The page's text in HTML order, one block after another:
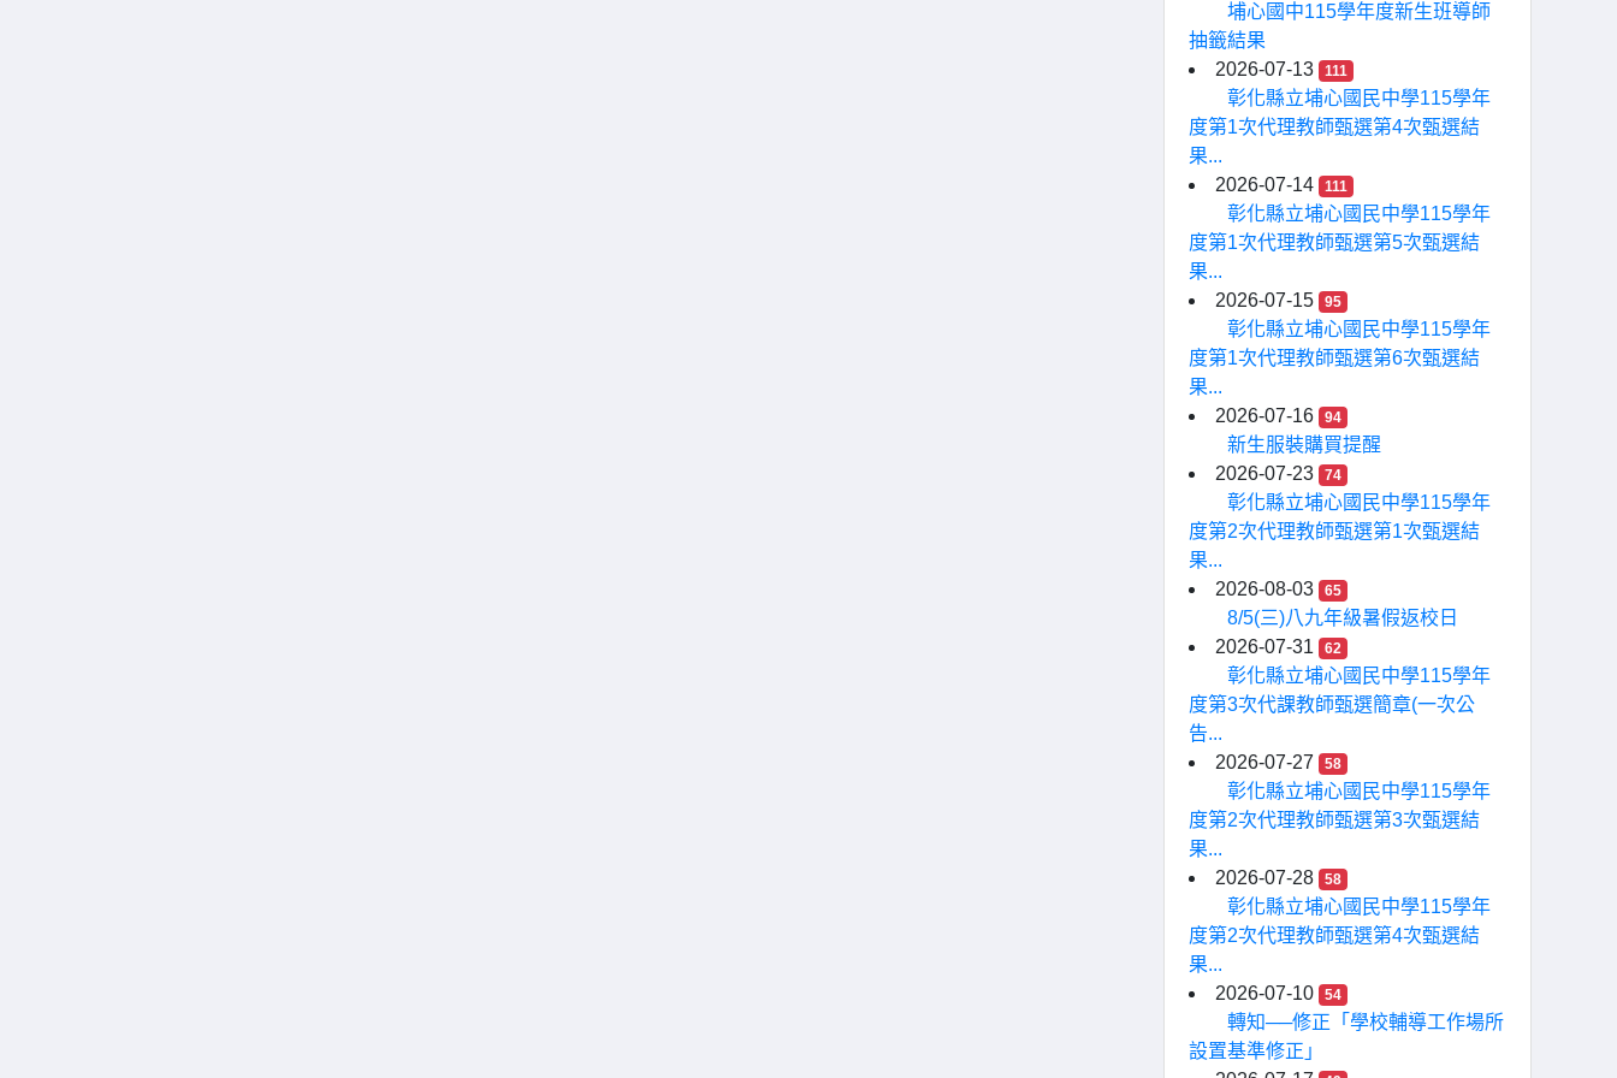
埔心國中115學年度新生班導師
抽籤結果
2026-07-13
111
彰化縣立埔心國民中學115學年
度第1次代理教師甄選第4次甄選結
果...
2026-07-14
111
彰化縣立埔心國民中學115學年
度第1次代理教師甄選第5次甄選結
果...
2026-07-15
95
彰化縣立埔心國民中學115學年
度第1次代理教師甄選第6次甄選結
果...
2026-07-16
94
新生服裝購買提醒
2026-07-23
74
彰化縣立埔心國民中學115學年
度第2次代理教師甄選第1次甄選結
果...
2026-08-03
65
8/5(三)八九年級暑假返校日
2026-07-31
62
彰化縣立埔心國民中學115學年
度第3次代課教師甄選簡章(一次公
告...
2026-07-27
58
彰化縣立埔心國民中學115學年
度第2次代理教師甄選第3次甄選結
果...
2026-07-28
58
彰化縣立埔心國民中學115學年
度第2次代理教師甄選第4次甄選結
果...
2026-07-10
54
轉知──修正「學校輔導工作場所
設置基準修正」